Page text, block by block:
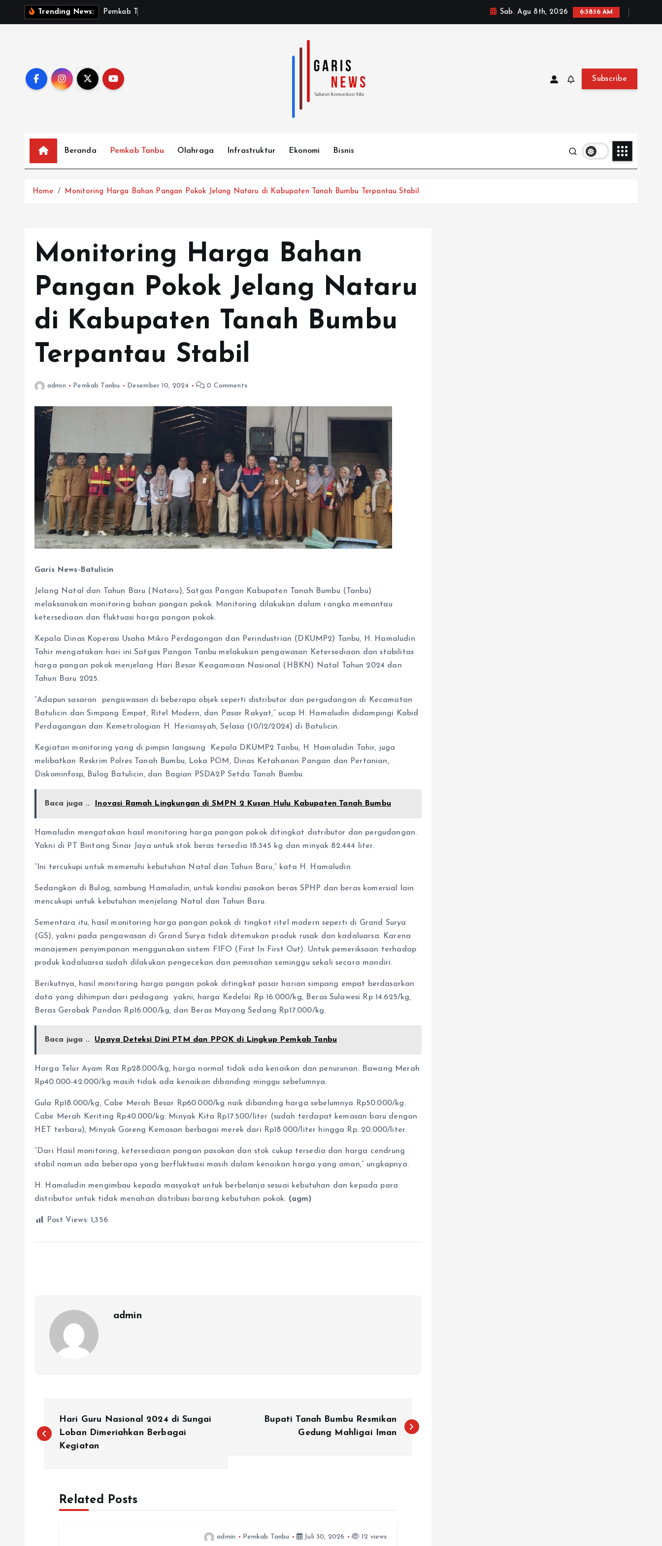
Trending News: Pem ka b Sab. Agu 8th, 2026 6:38:17 AM
Subscribe
Beranda Pemkab Tanbu Olahraga Infrastruktur Ekonomi Bisnis
Home Monitoring Harga Bahan Pangan Pokok Jelang Nataru di Kabupaten Tanah Bumbu Terpantau Stabil
Monitoring Harga Bahan
Pangan Pokok Jelang Nataru
di Kabupaten Tanah Bumbu
Terpantau Stabil
admin Pemkab Tanbu Desember 10, 2024 0 Comments
Garis News-Batulicin
Jelang Natal dan Tahun Baru (Nataru), Satgas Pangan Kabupaten Tanah Bumbu (Tanbu)
melaksanakan monitoring bahan pangan pokok. Monitoring dilakukan dalam rangka memantau
ketersediaan dan fluktuasi harga pangan pokok.
Kepala Dinas Koperasi Usaha Mikro Perdagangan dan Perindustrian (DKUMP2) Tanbu, H. Hamaludin
Tahir mengatakan hari ini Satgas Pangan Tanbu melakukan pengawasan Ketersediaan dan stabilitas
harga pangan pokok menjelang Hari Besar Keagamaan Nasional (HBKN) Natal Tahun 2024 dan
Tahun Baru 2025.
“Adapun sasaran pengawasan di beberapa objek seperti distributor dan pergudangan di Kecamatan
Batulicin dan Simpang Empat, Ritel Modern, dan Pasar Rakyat,” ucap H. Hamaludin didampingi Kabid
Perdagangan dan Kemetrologian H. Heriansyah, Selasa (10/12/2024) di Batulicin.
Kegiatan monitoring yang di pimpin langsung Kepala DKUMP2 Tanbu, H. Hamaludin Tahir, juga
melibatkan Reskrim Polres Tanah Bumbu, Loka POM, Dinas Ketahanan Pangan dan Pertanian,
Diskominfosp, Bulog Batulicin, dan Bagian PSDA2P Setda Tanah Bumbu.
Baca juga .. Inovasi Ramah Lingkungan di SMPN 2 Kusan Hulu Kabupaten Tanah Bumbu
Hamaludin mengatakan hasil monitoring harga pangan pokok ditingkat distributor dan pergudangan.
Yakni di PT Bintang Sinar Jaya untuk stok beras tersedia 18.345 kg dan minyak 82.444 liter.
“Ini tercukupi untuk memenuhi kebutuhan Natal dan Tahun Baru,” kata H. Hamaludin.
Sedangkan di Bulog, sambung Hamaludin, untuk kondisi pasokan beras SPHP dan beras komersial lain
mencukupi untuk kebutuhan menjelang Natal dan Tahun Baru.
Sementara itu, hasil monitoring harga pangan pokok di tingkat ritel modern seperti di Grand Surya
(GS), yakni pada pengawasan di Grand Surya tidak ditemukan produk rusak dan kadaluarsa. Karena
manajemen penyimpanan menggunakan sistem FIFO (First In First Out). Untuk pemeriksaan terhadap
produk kadaluarsa sudah dilakukan pengecekan dan pemisahan seminggu sekali secara mandiri.
Berikutnya, hasil monitoring harga pangan pokok ditingkat pasar harian simpang empat berdasarkan
data yang dihimpun dari pedagang yakni, harga Kedelai Rp 16.000/kg, Beras Sulawesi Rp 14.625/kg,
Beras Gerobak Pandan Rp16.000/kg, dan Beras Mayang Sedang Rp17.000/kg.
Baca juga .. Upaya Deteksi Dini PTM dan PPOK di Lingkup Pemkab Tanbu
Harga Telur Ayam Ras Rp28.000/kg, harga normal tidak ada kenaikan dan penurunan. Bawang Merah
Rp40.000-42.000/kg masih tidak ada kenaikan dibanding minggu sebelumnya.
Gula Rp18.000/kg, Cabe Merah Besar Rp60.000/kg naik dibanding harga sebelumnya Rp50.000/kg.
Cabe Merah Keriting Rp40.000/kg. Minyak Kita Rp17.500/liter (sudah terdapat kemasan baru dengan
HET terbaru), Minyak Goreng Kemasan berbagai merek dari Rp18.000/liter hingga Rp. 20.000/liter.
“Dari Hasil monitoring, ketersediaan pangan pasokan dan stok cukup tersedia dan harga cendrung
stabil namun ada beberapa yang berfluktuasi masih dalam kenaikan harga yang aman,” ungkapnya.
H. Hamaludin mengimbau kepada masyakat untuk berbelanja sesuai kebutuhan dan kepada para
distributor untuk tidak menahan distribusi barang kebutuhan pokok. (agm)
Post Views: 1,356
admin
a
Hari Guru Nasional 2024 di Sungai
Loban Dimeriahkan Berbagai
Kegiatan
Bupati Tanah Bumbu Resmikan
Gedung Mahligai Iman
Related Posts
admin Pemkab Tanbu Juli 30, 2026 12 views